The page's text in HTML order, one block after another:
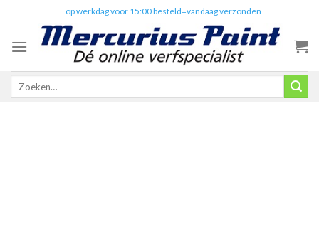
content
op werkdag voor 15:00 besteld=vandaag verzonden
Zoeken